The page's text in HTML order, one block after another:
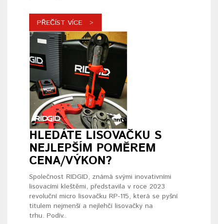
PŘEČÍST VÍCE
HLEDÁTE LISOVAČKU S
NEJLEPŠÍM POMĚREM
CENA/VÝKON?
Společnost RIDGID, známá svými inovativními
lisovacími kleštěmi, představila v roce 2023
revoluční micro lisovačku RP-115, která se pyšní
titulem nejmenší a nejlehčí lisovačky na
trhu. Podív..